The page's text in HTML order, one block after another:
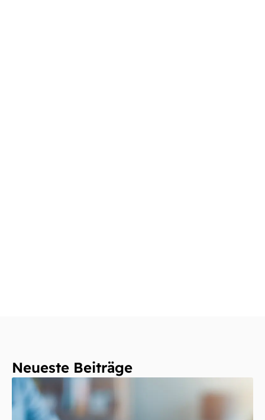
Neueste Beiträge